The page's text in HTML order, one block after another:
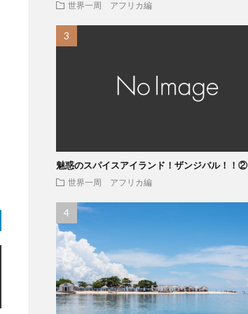
世界一周 アフリカ編
魅惑のスパイスアイランド！ザンジバル！！②
世界一周 アフリカ編